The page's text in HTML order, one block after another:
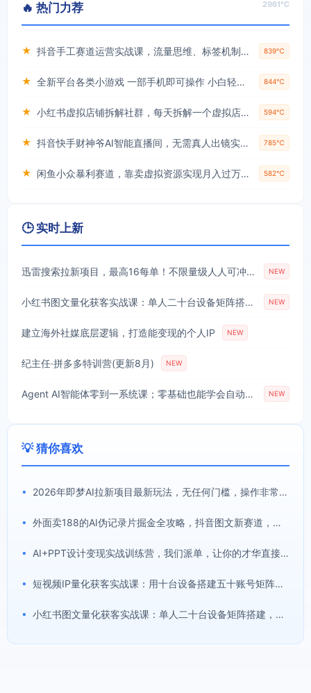
🔥 热门力荐 2961℃
★ 抖音手工赛道运营实战课，流量思维、标签机制、垂直定位，解决不起号难题，单月变现破3万 839℃
★ 全新平台各类小游戏 一部手机即可操作 小白轻松上手 长期稳定 居家月入过万！！！ 844℃
★ 小红书虚拟店铺拆解社群，每天拆解一个虚拟店，简单实用(赠送小红书虚拟教程) 594℃
★ 抖音快手财神爷AI智能直播间，无需真人出镜实时互动，不封号礼物打赏赚到手软 785℃
★ 闲鱼小众暴利赛道，靠卖虚拟资源实现月入过万，谁做谁赚钱 582℃
🕒 实时上新
迅雷搜索拉新项目，最高16每单！不限量级人人可冲，零门槛上手(更新0807) NEW
小红书图文量化获客实战课：单人二十台设备矩阵搭建，标准化流程高效批量引流获客 NEW
建立海外社媒底层逻辑，打造能变现的个人IP NEW
纪主任·拼多多特训营(更新8月) NEW
Agent AI智能体零到一系统课；零基础也能学会自动化实战，从核心概念到Coze工作流搭建完整覆盖 NEW
💡 猜你喜欢
• 2026年即梦AI拉新项目最新玩法，无任何门槛，操作非常简单，人人都可做，拉新佣金最高13米每单(更新08月07日)
• 外面卖188的AI伪记录片掘金全攻略，抖音图文新赛道，轻松涨粉变现，拿创作者伙伴计划收益【文档】
• AI+PPT设计变现实战训练营，我们派单，让你的才华直接变现，三大核心模块带你构建Al设计x派单变现的完整闭环
• 短视频IP量化获客实战课：用十台设备搭建五十账号矩阵，精准打造引流接单型流量账号
• 小红书图文量化获客实战课：单人二十台设备矩阵搭建，标准化流程高效批量引流获客